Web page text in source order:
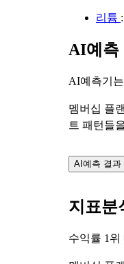
리튬
AI예측
AI예측기
멤버십 플
트 패턴들
AI예측 결과
지표분
수익률 1